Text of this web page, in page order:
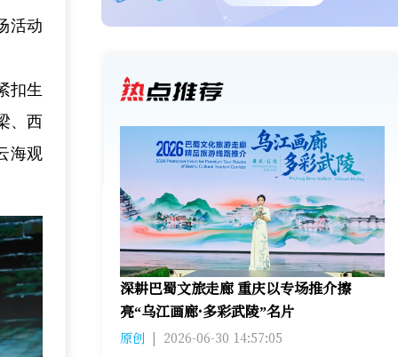
活动
扣生
、西
海观
深耕巴蜀文旅走廊 重庆以专场推介擦
亮“乌江画廊·多彩武陵”名片
原创 | 2026-06-30 14:57:05